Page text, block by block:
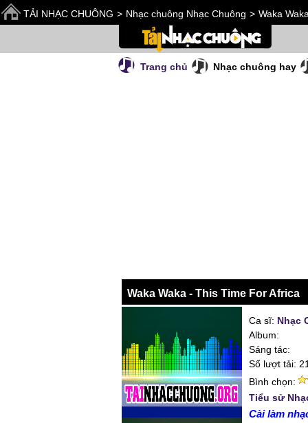
TẢI NHẠC CHUÔNG > Nhạc chuông Nhạc Chuông > Waka
Trang chủ Nhạc chuông hay
Waka Waka - This Time For Africa
Ca sĩ: Nhạc
Album:
Sáng tác:
Số lượt tải:
Bình chọn:
Tiểu sử
Cài làm